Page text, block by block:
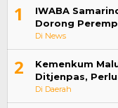
1
IWABA
Dorong
Di News
2
Kemenkum
Ditjenpas,
Di Daerah